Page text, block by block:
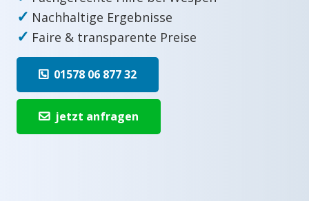
✓ Nachhaltige Ergebnisse
✓ Faire & transparente Preise
01578 06 877 32
jetzt anfragen